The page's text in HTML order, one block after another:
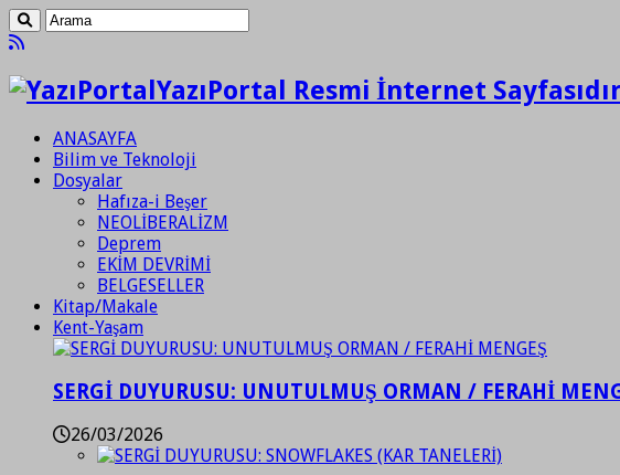
YazıPortal Resmi İnternet Sayfasıdır
ANASAYFA
Bilim ve Teknoloji
Dosyalar
Hafıza-i Beşer
NEOLİBERALİZM
Deprem
EKİM DEVRİMİ
BELGESELLER
Kitap/Makale
Kent-Yaşam
SERGİ DUYURUSU: UNUTULMUŞ ORMAN / FERAHİ
26/03/2026